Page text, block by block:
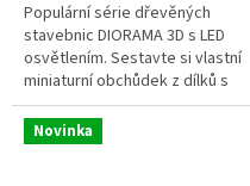
Populární série dřevěných
stavebnic DIORAMA 3D s LED
osvětlením. Sestavte si vlastní
miniaturní obchůdek z dílků s
barevným potiskem a vytvořte
působivou dekoraci pokoje.
Novinka